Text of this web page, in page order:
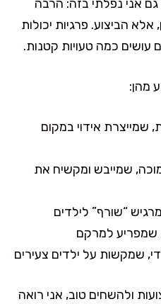
אני נפלתי בזה: הרבה
הביצוע. פרגיות יכולות
עושים כמה טעויות קטנות.
מהן:
שמייצרת אידוי במקום
שמייבש ומקשיח את
“שורף” לילדים
שמפריע למרקם
שמקשות על ילדים צעירים
ולהשחים טוב, אני רואה